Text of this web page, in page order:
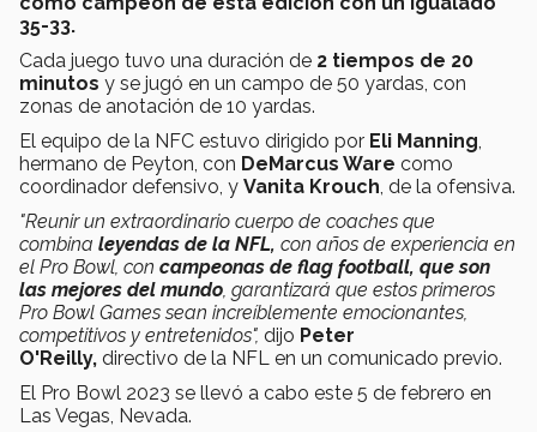
35-33.
Cada juego tuvo una duración de 2 tiempos de 20
minutos y se jugó en un campo de 50 yardas, con
zonas de anotación de 10 yardas.
El equipo de la NFC estuvo dirigido por Eli Manning,
hermano de Peyton, con DeMarcus Ware como
coordinador defensivo, y Vanita Krouch, de la ofensiva.
"Reunir un extraordinario cuerpo de coaches que
combina leyendas de la NFL, con años de experiencia en
el Pro Bowl, con campeonas de flag football, que son
las mejores del mundo, garantizará que estos primeros
Pro Bowl Games sean increíblemente emocionantes,
competitivos y entretenidos", dijo Peter
O'Reilly, directivo de la NFL en un comunicado previo.
El Pro Bowl 2023 se llevó a cabo este 5 de febrero en
Las Vegas, Nevada.